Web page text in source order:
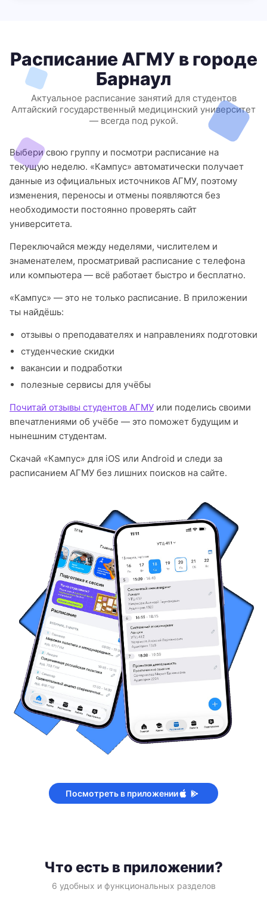
Расписание АГМУ в городе
Барнаул
Актуальное расписание занятий для студентов
Алтайский государственный медицинский университет
— всегда под рукой.
Выбери свою группу и посмотри расписание на
текущую неделю. «Кампус» автоматически получает
данные из официальных источников АГМУ, поэтому
изменения, переносы и отмены появляются без
необходимости постоянно проверять сайт
университета.
Переключайся между неделями, числителем и
знаменателем, просматривай расписание с телефона
или компьютера — всё работает быстро и бесплатно.
«Кампус» — это не только расписание. В приложении
ты найдёшь:
отзывы о преподавателях и направлениях подготовки
студенческие скидки
вакансии и подработки
полезные сервисы для учёбы
Почитай отзывы студентов АГМУ или поделись своими
впечатлениями об учёбе — это поможет будущим и
нынешним студентам.
Скачай «Кампус» для iOS или Android и следи за
расписанием АГМУ без лишних поисков на сайте.
Посмотреть в приложении
Что есть в приложении?
6 удобных и функциональных разделов